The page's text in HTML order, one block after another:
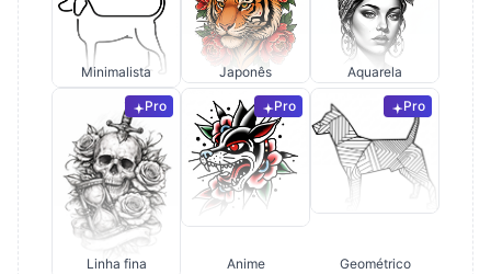
Minimalista Japonês Aquarela
Pro
Linha fina
Pro
Anime
Pro
Geométrico